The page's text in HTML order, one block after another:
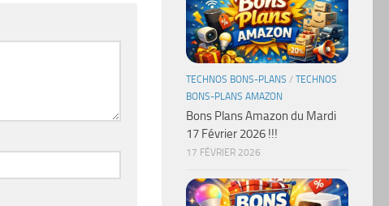
TECHNOS BONS-PLANS / TECHNOS
BONS-PLANS AMAZON
Bons Plans Amazon du Mardi
17 Février 2026 !!!
17 FÉVRIER 2026